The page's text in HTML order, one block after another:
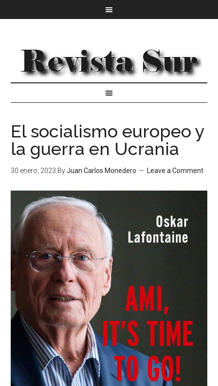
El socialismo europeo y
la guerra en Ucrania
30 enero, 2023 ByJuan Carlos Monedero Leave a Comment